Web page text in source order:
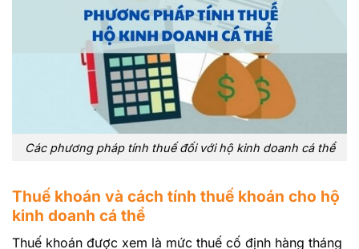
Các phương pháp tính thuế đối với hộ kinh doanh cá thể
Thuế khoán và cách tính thuế khoán cho hộ
kinh doanh cá thể
Thuế khoán được xem là mức thuế cố định hàng tháng